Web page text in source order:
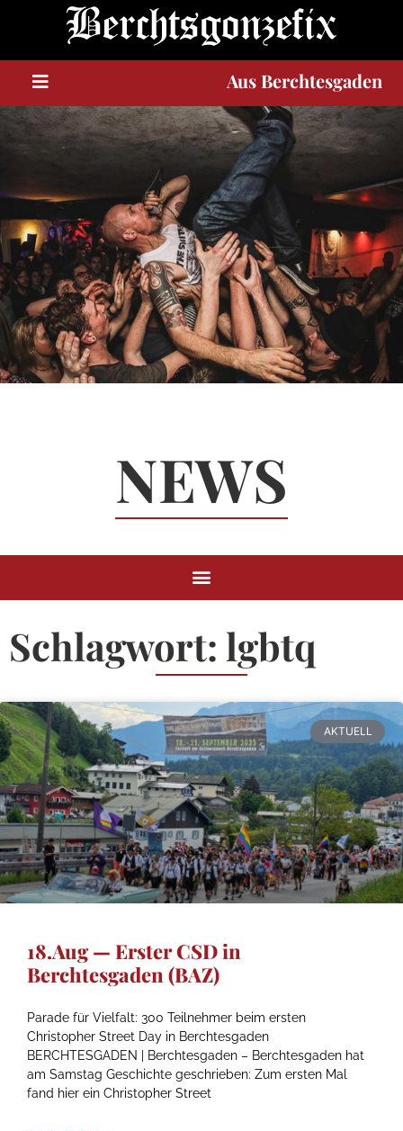
Aus Berchtesgaden
Rund um
Berchtesgaden
NEWS
Schlagwort: lgbtq
AKTUELL
18.Aug — Erster CSD in
Berchtesgaden (BAZ)
Parade für Vielfalt: 300 Teilnehmer beim ersten
Christopher Street Day in Berchtesgaden
BERCHTESGADEN | Berchtesgaden – Berchtesgaden hat
am Samstag Geschichte geschrieben: Zum ersten Mal
fand hier ein Christopher Street